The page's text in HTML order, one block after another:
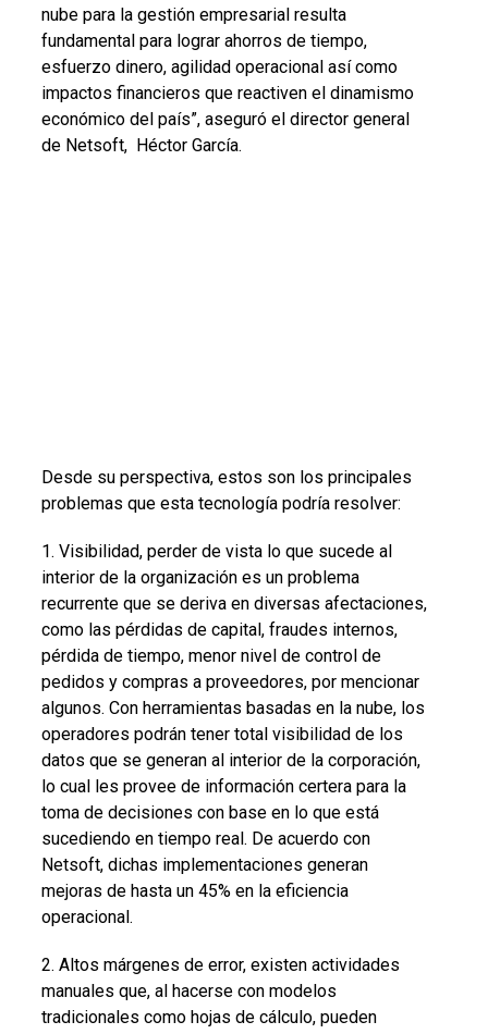
nube para la gestión empresarial resulta
fundamental para lograr ahorros de tiempo,
esfuerzo dinero, agilidad operacional así como
impactos financieros que reactiven el dinamismo
económico del país”, aseguró el director general
de Netsoft, Héctor García.
Desde su perspectiva, estos son los principales
problemas que esta tecnología podría resolver:
1. Visibilidad, perder de vista lo que sucede al
interior de la organización es un problema
recurrente que se deriva en diversas afectaciones,
como las pérdidas de capital, fraudes internos,
pérdida de tiempo, menor nivel de control de
pedidos y compras a proveedores, por mencionar
algunos. Con herramientas basadas en la nube, los
operadores podrán tener total visibilidad de los
datos que se generan al interior de la corporación,
lo cual les provee de información certera para la
toma de decisiones con base en lo que está
sucediendo en tiempo real. De acuerdo con
Netsoft, dichas implementaciones generan
mejoras de hasta un 45% en la eficiencia
operacional.
2. Altos márgenes de error, existen actividades
manuales que, al hacerse con modelos
tradicionales como hojas de cálculo, pueden